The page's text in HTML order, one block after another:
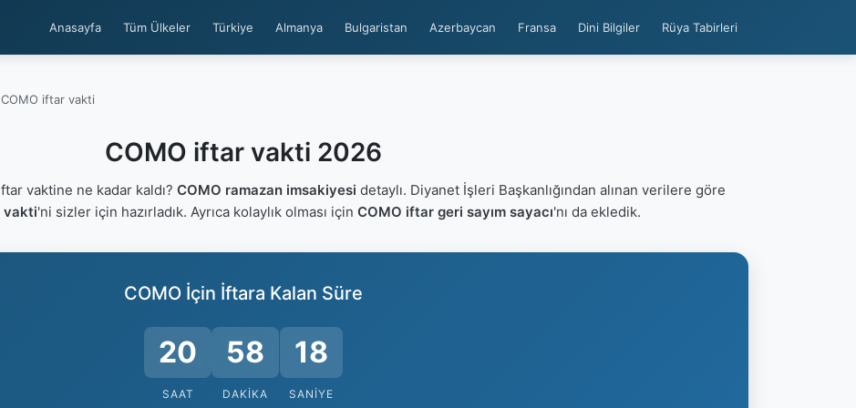
Anasayfa Tüm Ülkeler Türkiye Almanya Bulgaristan Azerbaycan Fransa Dini Bilgiler Rüya Tabirleri
COMO iftar vakti
COMO iftar vakti 2026
vaktine ne kadar kaldı? COMO ramazan imsakiyesi detaylı. Diyanet İşleri Başkanlığından alınan verilere göre
vakti'ni sizler için hazırladık. Ayrıca kolaylık olması için COMO iftar geri sayım sayacı'nı da ekledik.
COMO İçin İftara Kalan Süre
20
SAAT
58
DAKIKA
18
SANIYE